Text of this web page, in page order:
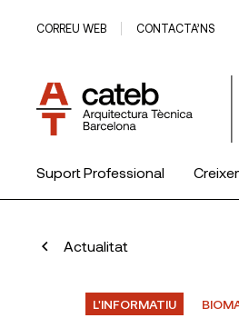
CORREU WEB CONTACTA’NS
Suport Professional
Actualitat
L'INFORMATIU